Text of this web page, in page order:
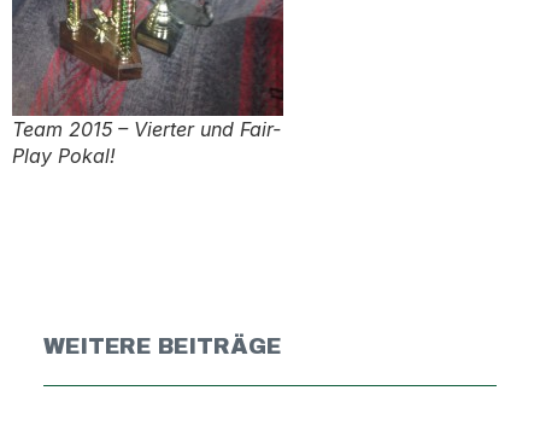
Team 2015 – Vierter und Fair-
Play Pokal!
WEITERE BEITRÄGE